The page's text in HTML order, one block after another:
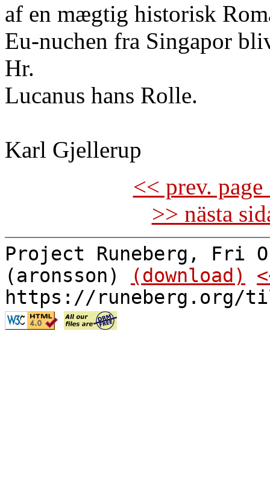
af en mægtig historisk
Eu-nuchen fra Singapor
Hr.
Lucanus hans Rolle.
Karl Gjellerup
<< prev.
>> nästa
Project Runeberg, Fri
(aronsson)
(download)
https://runeberg.org/